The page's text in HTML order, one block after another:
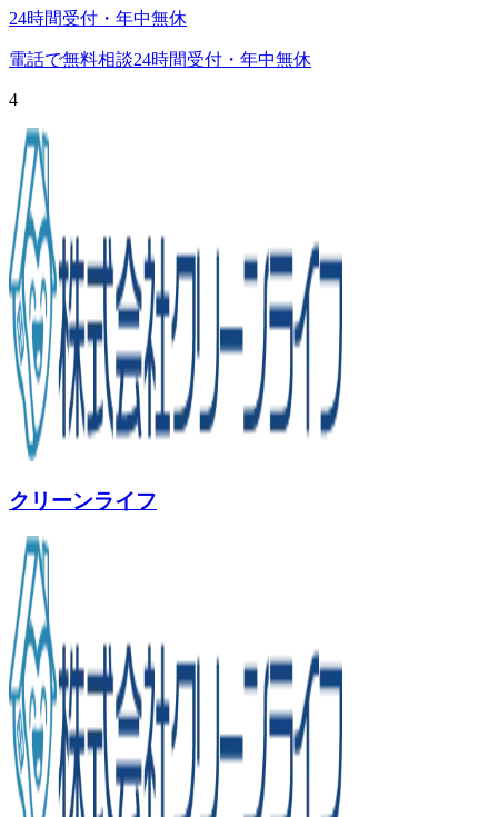
24時間受付・年中無休
電話で無料相談24時間受付・年中無休
4
クリーンライフ